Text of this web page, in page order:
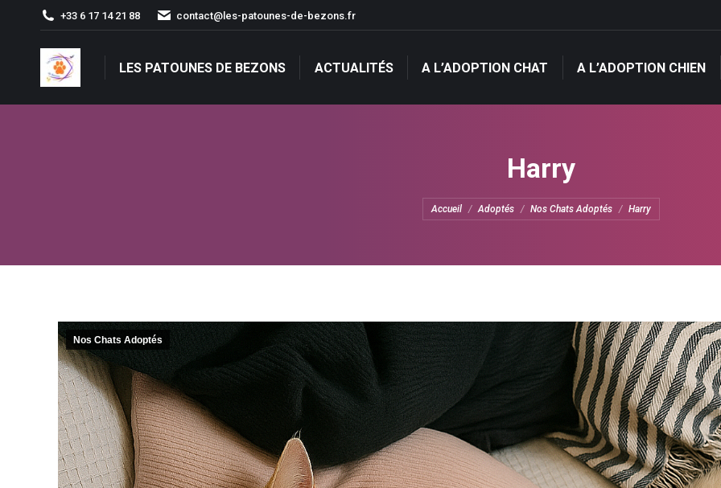
+33 6 17 14 21 88 contact@les-patounes-de-bezons.fr
LES PATOUNES DE BEZONS ACTUALITÉS A L’ADOPTION CHAT A L’ADOPTION CHIEN
Harry
Vous êtes ici :
Accueil Adoptés Nos Chats Adoptés Harry
Nos Chats Adoptés